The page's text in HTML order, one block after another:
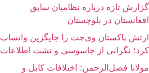
گزارش تازه درباره نظامیان سابق
افغانستان در بلوچستان
ارتش پاکستان وی‌چت را جایگزین واتساپ
کرد؛ نگرانی از جاسوسی و نشت اطلاعات
مولانا فضل‌الرحمن: اختلافات کابل و